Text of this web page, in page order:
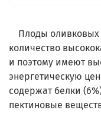
Плоды оливковых
количество
и поэтому имеют
энергетическую
содержат белки
пектиновые